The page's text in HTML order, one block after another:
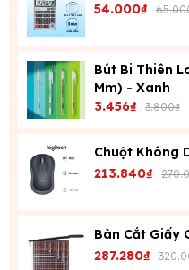
54.000₫
Bút Bi Thiên
Mm) - Xanh
3.456₫ 3.800₫
Chuột Không
213.840₫
Bàn Cắt Giấy
287.280₫